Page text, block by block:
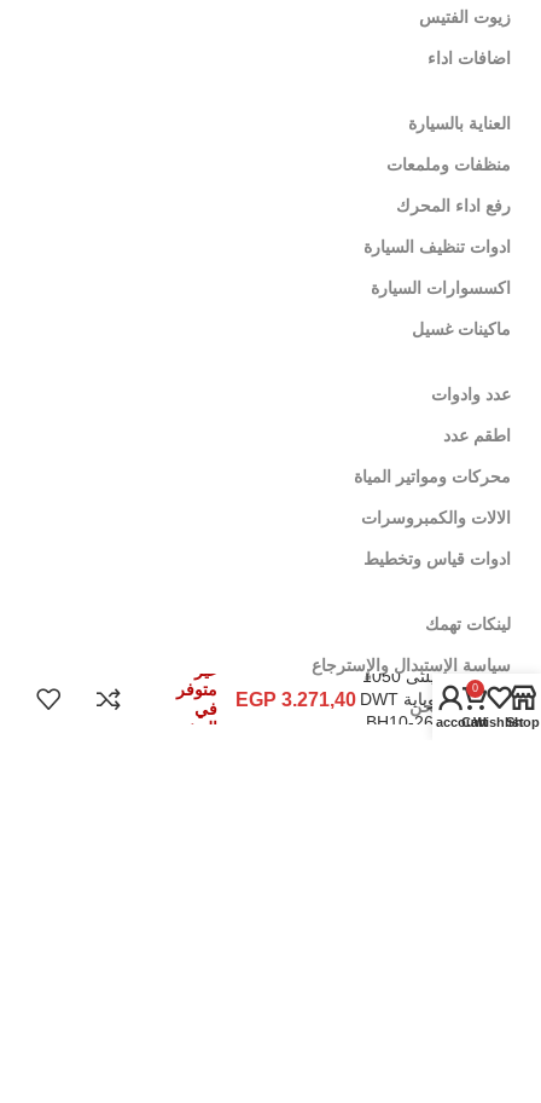
زيوت الفتيس
اضافات اداء
العناية بالسيارة
منظفات وملمعات
رفع اداء المحرك
ادوات تنظيف السيارة
اكسسوارات السيارة
ماكينات غسيل
عدد وادوات
اطقم عدد
محركات ومواتير المياة
الالات والكمبروسرات
ادوات قياس وتخطيط
لينكات تهمك
سياسة الإٍستبدال والإٍسترجاع
سياسة الشحن
هيلتى 1050
كوباية DWT
BH10-26B
3.271,40
EGP
غير
متوفر
في
المخزون
Shop
Wishlist
0
Cart
My account